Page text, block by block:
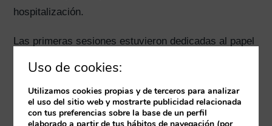
hospitalización.
Las primeras sesiones estuvieron dedicadas al papel
de la supervisora de hospitalización, la gestión del
evolucionan los modelos organizativos y cuáles son
las competencias necesarias para afrontar los
Uso de cookies:
Utilizamos cookies propias y de terceros para analizar
el uso del sitio web y mostrarte publicidad relacionada
con tus preferencias sobre la base de un perfil
elaborado a partir de tus hábitos de navegación (por